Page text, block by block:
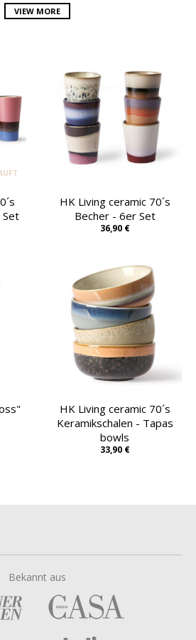
VIEW MORE
Set
HK Living ceramic 70´s
Becher - 6er Set
36,90 €
HK Living ceramic 70´s
Keramikschalen - Tapas
bowls
33,90 €
Bekannt aus